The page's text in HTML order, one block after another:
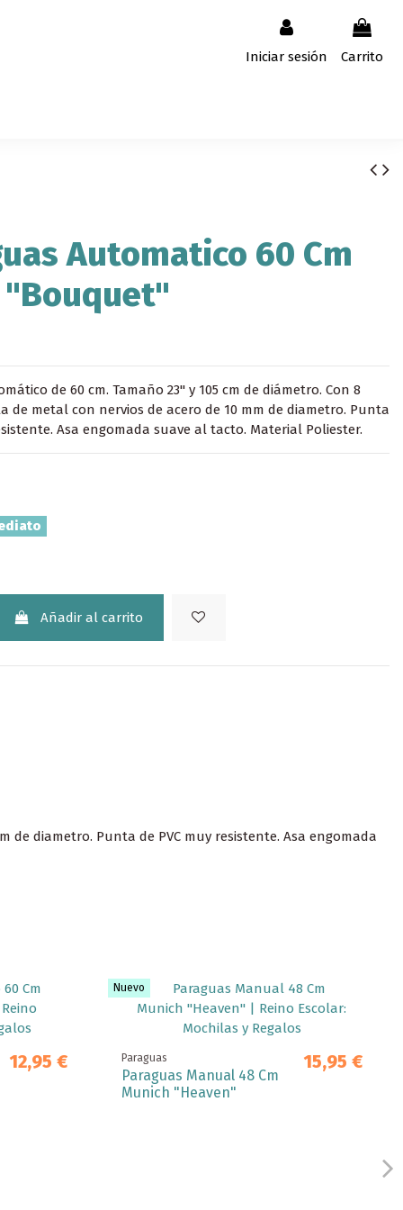
Iniciar sesión Carrito
Automatico 60 Cm
de 60 cm. Tamaño 23'' y 105 cm de diámetro. Con 8
de metal con nervios de acero de 10 mm de diametro. Punta
Asa engomada suave al tacto. Material Poliester.
Añadir al carrito
de diametro. Punta de PVC muy resistente. Asa engomada
12,95 €
Nuevo
Paraguas
Paraguas Manual 48 Cm
Munich "Heaven"
15,95 €